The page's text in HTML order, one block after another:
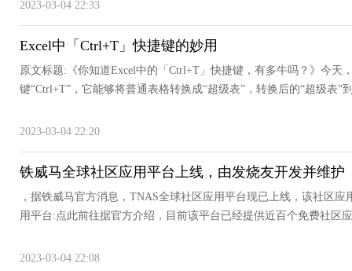
2023-03-04 22:33
Excel中「Ctrl+T」快捷键的妙用
原文标题:《你知道Excel中的「Ctrl+T」快捷键，有多牛吗？》今天
键“Ctrl+T”，它能够将普通表格转换成“超级表”，转换后的“超级表”
2023-03-04 22:20
铁威马全球社区应用平台上线，由发烧友开发并维护
，据铁威马官方消息，TNAS全球社区应用平台现已上线，该社区
用平台:点此前往据官方介绍，目前该平台已经提供近百个免费社区
2023-03-04 22:08